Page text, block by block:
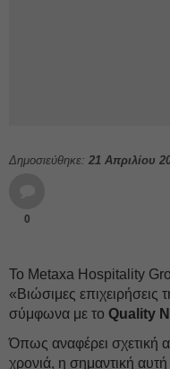
Δημοσιεύθηκε: 21 Απριλίου
0
Το Metaxa Hospitality
«Βιώσιμες επιχειρήσεις
σύμφωνα με το Quality
Όπως αναφέρει σχετική
χρονιά, η σημαντική